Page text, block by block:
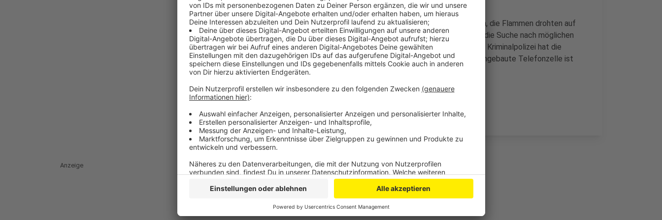
Die Feuerwehr konnte das Feuer glücklicherweise schnell löschen, die Flammen drohten auf
das KAW überzugreifen. Die Polizei geht von Brandstiftung aus – die Suche nach möglichen
Tätern mit mehreren Streifenwagen blieb allerdings erfolglos. Die Kriminalpolizei hat die
Ermittlungen aufgenommen. Die zum öffentlichen Bücherregal umgebaute Telefonzelle ist
vollständig ausgebrannt.
Anzeige
Anzeige